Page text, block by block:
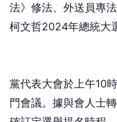
法》修法、外送員專
柯文哲2024年總統大
黨代表大會於上午10
門會議。據與會人士